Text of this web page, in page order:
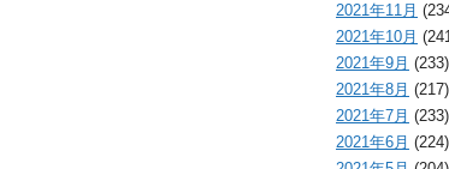
2021年11月
2021年10月
2021年9月 (233)
2021年8月 (217)
2021年7月 (233)
2021年6月 (224)